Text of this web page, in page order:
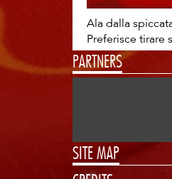
Ala dalla
Preferisce tirare
PARTNERS
SITE MAP